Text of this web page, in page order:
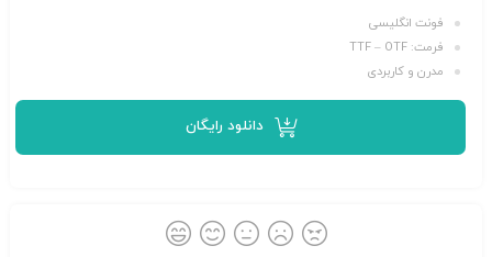
فونت انگلیسی
فرمت: TTF – OTF
مدرن و کاربردی
دانلود رایگان